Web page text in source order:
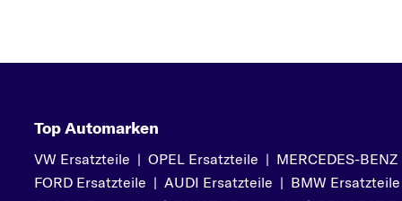
OPEL
Top Automarken
VW Ersatzteile | OPEL Ersatzteile | MERCEDES-
FORD Ersatzteile | AUDI Ersatzteile | BMW Ersatzteile